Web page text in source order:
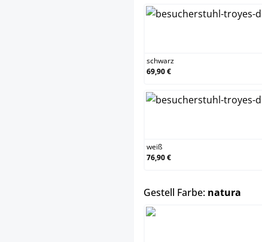
schwarz
69,90 €
weiß
76,90 €
Gestell Farbe: natura